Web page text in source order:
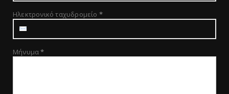
Ηλεκτρονικό ταχυδρομείο *
Μήνυμα*